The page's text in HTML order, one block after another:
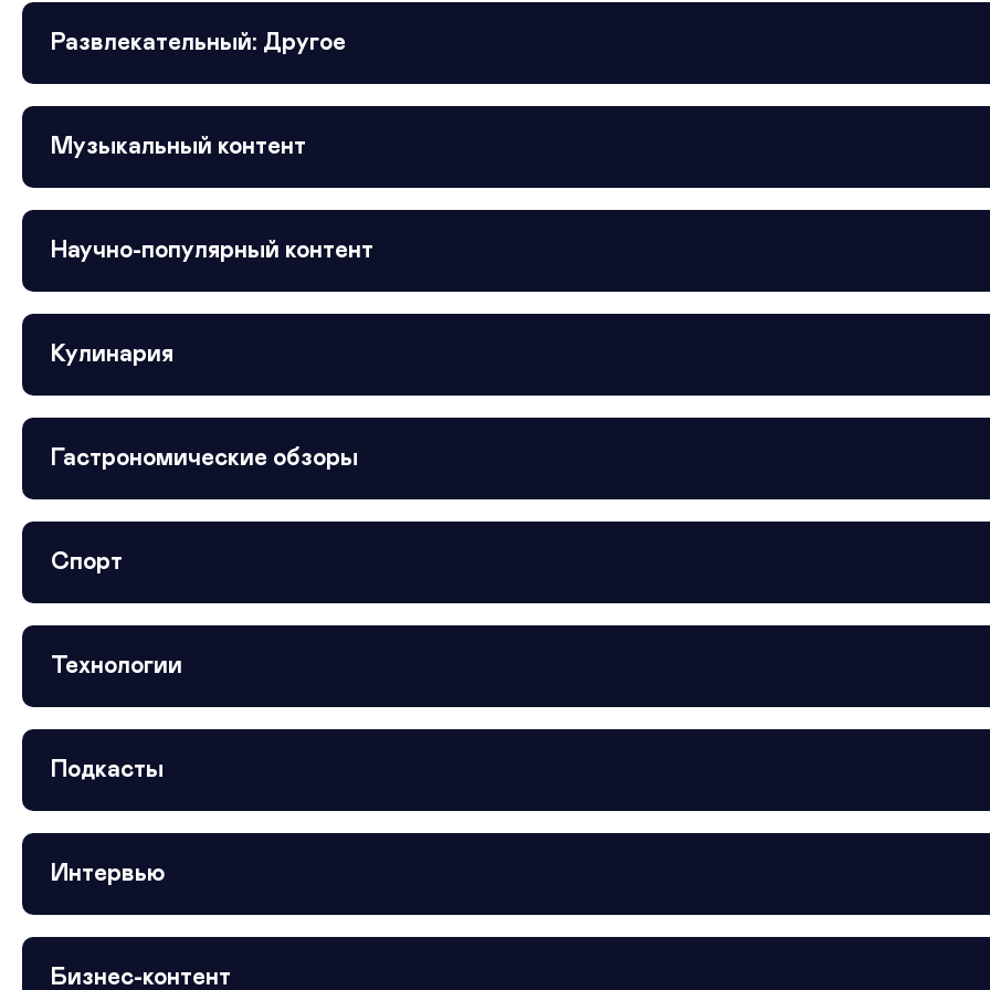
Развлекательный: Другое
Музыкальный контент
Научно-популярный контент
Кулинария
Гастрономические обзоры
Спорт
Технологии
Подкасты
Интервью
Бизнес-контент